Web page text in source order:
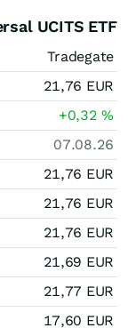
UCITS ETF
Tradegate
21,76 EUR
+0,32%
07.08.26
21,76 EUR
21,76 EUR
21,76 EUR
21,69 EUR
21,77 EUR
17,60 EUR